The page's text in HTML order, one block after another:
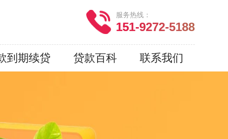
服务热线：
151-9272-5188
到期续贷 贷款百科 联系我们